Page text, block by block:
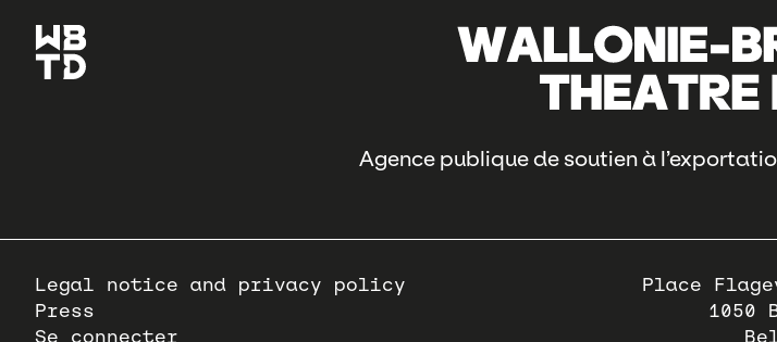
Agence publique de soutien à
Pied
de
page
Legal notice and privacy policy
Press
Se connecter
Place
1050